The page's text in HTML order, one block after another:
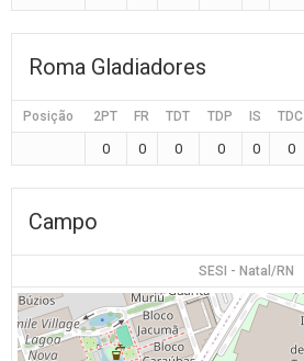
Roma Gladiadores
Posição 2PT FR TDT TDP IS TDC
0 0 0 0 0 0
Campo
SESI - Natal/RN